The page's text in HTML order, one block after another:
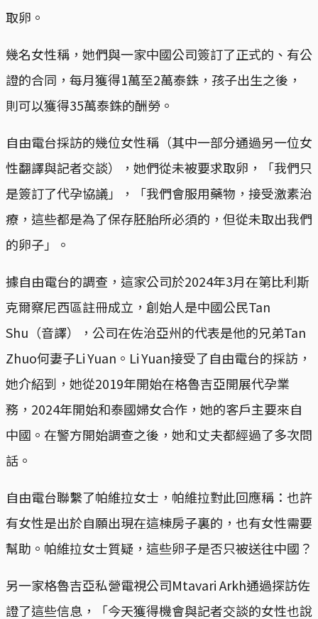
取卵。
幾名女性稱，她們與一家中國公司簽訂了正式的、有公
證的合同，每月獲得1萬至2萬泰銖，孩子出生之後，
則可以獲得35萬泰銖的酬勞。
自由電台採訪的幾位女性稱（其中一部分通過另一位女
性翻譯與記者交談），她們從未被要求取卵，「我們只
是簽訂了代孕協議」，「我們會服用藥物，接受激素治
療，這些都是為了保存胚胎所必須的，但從未取出我們
的卵子」。
據自由電台的調查，這家公司於2024年3月在第比利斯
克爾察尼西區註冊成立，創始人是中國公民Tan
Shu（音譯），公司在佐治亞州的代表是他的兄弟Tan
Zhuo何妻子Li Yuan。Li Yuan接受了自由電台的採訪，
她介紹到，她從2019年開始在格魯吉亞開展代孕業
務，2024年開始和泰國婦女合作，她的客戶主要來自
中國。在警方開始調查之後，她和丈夫都經過了多次問
話。
自由電台聯繫了帕維拉女士，帕維拉對此回應稱：也許
有女性是出於自願出現在這棟房子裏的，也有女性需要
幫助。帕維拉女士質疑，這些卵子是否只被送往中國？
另一家格魯吉亞私營電視公司Mtavari Arkh通過探訪佐
證了這些信息，「今天獲得機會與記者交談的女性也說